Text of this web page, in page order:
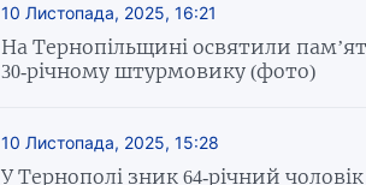
10 Листопада, 2025, 16:21
На Тернопільщині освятили
30-річному штурмовику (фото)
10 Листопада, 2025, 15:28
У Тернополі зник 64-річний чоловік